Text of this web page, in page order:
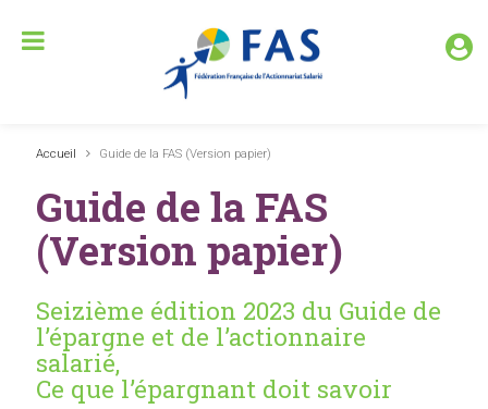
Accueil Guide de la FAS (Version papier)
Guide de la FAS
(Version papier)
Seizième édition 2023 du Guide de
l’épargne et de l’actionnaire
salarié,
Ce que l’épargnant doit savoir